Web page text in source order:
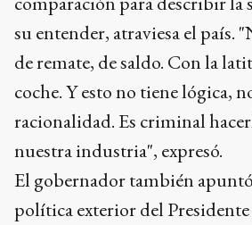
su entender, atraviesa el país.
de remate, de saldo. Con la
coche. Y esto no tiene lógica,
racionalidad. Es criminal
nuestra industria", expresó.
El gobernador también
política exterior del